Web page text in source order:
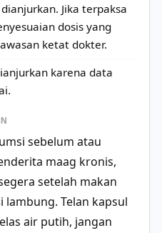
Jika terpaksa
dosis yang
ketat dokter.
karena data
sebelum atau
maag kronis,
setelah makan
Telan kapsul
air putih, jangan